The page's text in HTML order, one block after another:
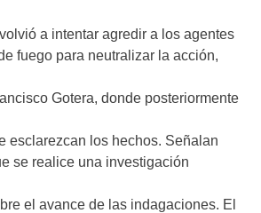
a intentar agredir a los agentes
fuego para neutralizar la acción,
Gotera, donde posteriormente
esclarezcan los hechos. Señalan
se realice una investigación
el avance de las indagaciones. El